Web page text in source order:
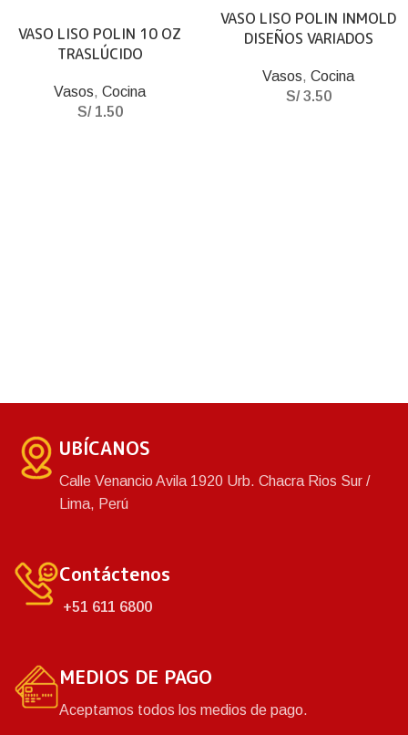
VASO LISO POLIN 10 OZ
TRASLÚCIDO
Vasos, Cocina
S/1.50
VASO LISO POLIN INMOLD
DISEÑOS VARIADOS
Vasos, Cocina
S/3.50
UBÍCANOS
Calle Venancio Avila 1920 Urb. Chacra Rios Sur /
Lima, Perú
Contáctenos
+51 611 6800
MEDIOS DE PAGO
Aceptamos todos los medios de pago.